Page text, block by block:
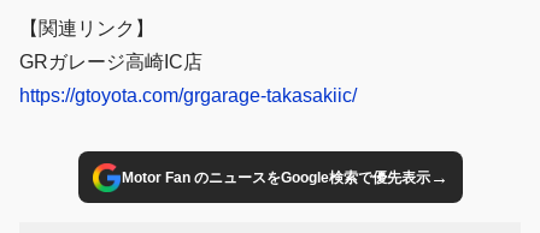
【関連リンク】
GRガレージ高崎IC店
https://gtoyota.com/grgarage-takasakiic/
Motor Fan のニュースをGoogle検索で優先表示→